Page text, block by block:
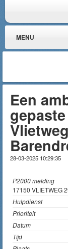
MENU
Een
28-03-2025 10:29:35
P2000 melding
17150 VLIETWEG
Hulpdienst
Prioriteit
Datum
Tijd